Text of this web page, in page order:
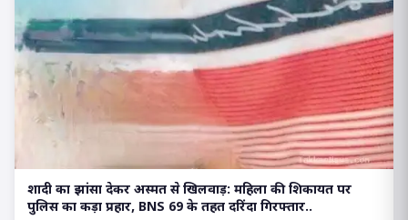
शादी का झांसा देकर अस्मत से खिलवाड़: महिला की शिकायत पर
पुलिस का कड़ा प्रहार, BNS 69 के तहत दरिंदा गिरफ्तार..